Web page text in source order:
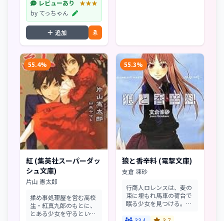
敢然と立ち上がる。同僚
と、かつて自分の過失...
レビューあり
★★★
by てっちゃん
追加
55.4%
紅 (集英社スーパーダッ
シュ文庫)
片山 憲太郎
揉め事処理屋を営む高校
生・紅真九郎のもとに、
とある少女を守るという
55.3%
狼と香辛料 (電撃文庫)
支倉 凍砂
行商人ロレンスは、麦の
束に埋もれ馬車の荷台で
眠る少女を見つける。少
た美しい娘で、自らを豊